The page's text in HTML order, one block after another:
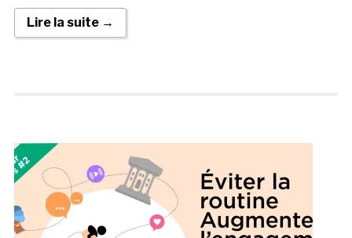
Lire la suite →